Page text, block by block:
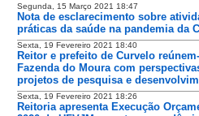
Sexta, 23 Julho 2021 14:11
Evento discute Tecnologias na
para a educação: perspectivas para
Sexta, 23 Julho 2021 13:51
Programa Universidade nas
recebe 1º semirreboque
Quarta, 21 Julho 2021 20:10
Projeto 10envolver Saneamento
Segunda, 15 Março 2021 18:47
Nota de esclarecimento sobre
práticas da saúde na pandemia da
Sexta, 19 Fevereiro 2021 18:40
Reitor e prefeito de Curvelo
Fazenda do Moura com
projetos de pesquisa e
Sexta, 19 Fevereiro 2021 18:26
Reitoria apresenta Execução